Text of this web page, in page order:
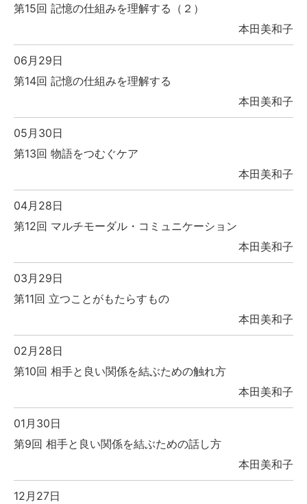
第15回 記憶の仕組みを理解する（２）
本田美和子
06月29日
第14回 記憶の仕組みを理解する
本田美和子
05月30日
第13回 物語をつむぐケア
本田美和子
04月28日
第12回 マルチモーダル・コミュニケーション
本田美和子
03月29日
第11回 立つことがもたらすもの
本田美和子
02月28日
第10回 相手と良い関係を結ぶための触れ方
本田美和子
01月30日
第9回 相手と良い関係を結ぶための話し方
本田美和子
12月27日